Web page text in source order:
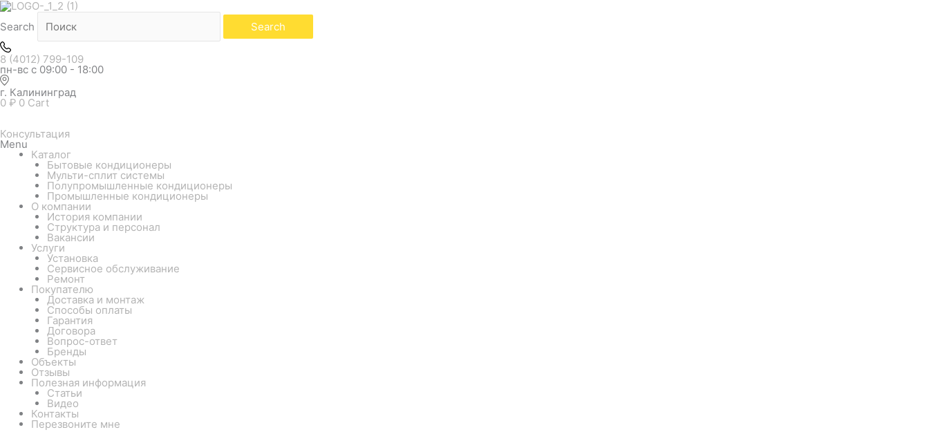
Search Search
8 (4012) 799-109
пн-вс с 09:00 - 18:00
г. Калининград
0 ₽ 0 Cart
Консультация
Menu
Каталог
Бытовые кондиционеры
Мульти-сплит системы
Полупромышленные кондиционеры
Промышленные кондиционеры
О компании
История компании
Структура и персонал
Вакансии
Услуги
Установка
Сервисное обслуживание
Ремонт
Покупателю
Доставка и монтаж
Способы оплаты
Гарантия
Договора
Вопрос-ответ
Бренды
Объекты
Отзывы
Полезная информация
Статьи
Видео
Контакты
Перезвоните мне
Количество
товара
Внутренний
мульти
системы
ROYAL
CLIMA
MULTI
GAMMA
GLORIA
GLD07HN
(настенный)